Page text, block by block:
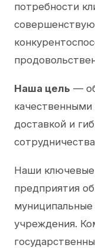
потребности
Наша цель —
доставкой и
Наши ключевые
предприятия
муниципальные
учреждения.